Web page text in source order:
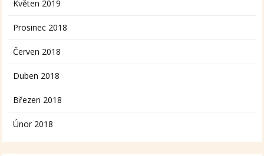
Květen 2019
Prosinec 2018
Červen 2018
Duben 2018
Březen 2018
Únor 2018